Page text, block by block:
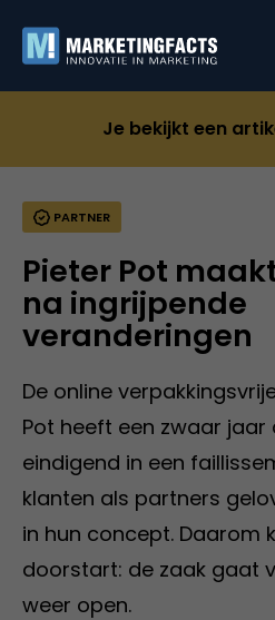
Je bekijkt een
PARTNER
Pieter Pot
na ingrijpende
veranderingen
De online
Pot heeft een zwaar jaar
eindigend in een
klanten als partners
in hun concept. Daarom
doorstart: de zaak gaat
weer open.